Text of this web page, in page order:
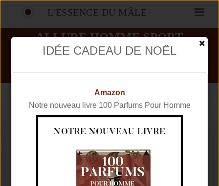
L'ESSENCE DU MÂLE
ALLURE HOMME SPORT
COLOGNE AVIS
IDÉE CADEAU DE NOËL
Amazon
Notre nouveau livre 100 Parfums Pour Homme